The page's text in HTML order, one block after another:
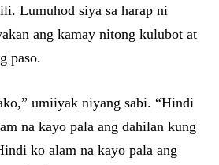
Lumuhod siya sa harap ni
ang kamay nitong kulubot at
paso.
umiiyak niyang sabi. “Hindi
na kayo pala ang dahilan kung
ko alam na kayo pala ang